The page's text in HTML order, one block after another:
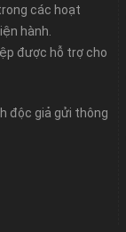
các hoạt
hành.
được hỗ trợ cho
độc giả gửi thông